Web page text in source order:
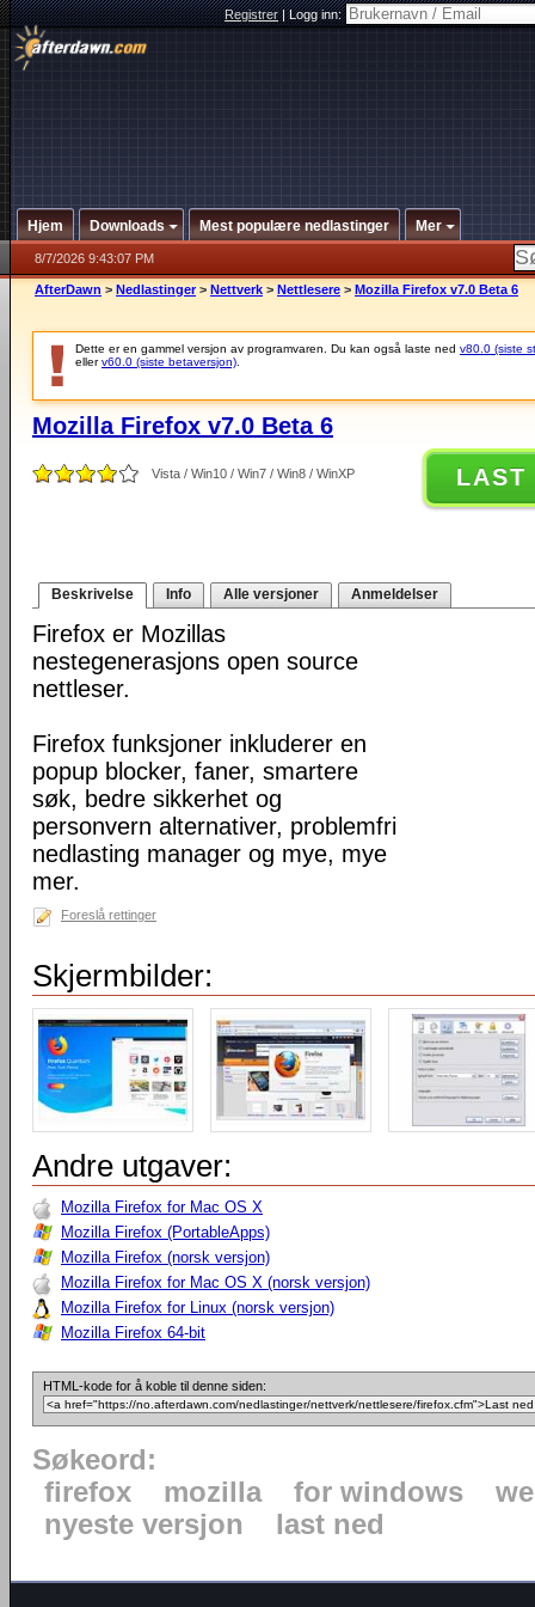
Registrer|Logg inn:
Hjem Downloads Mest populære nedlastinger Mer
8/7/2026 9:43:07 PM
AfterDawn > Nedlastinger > Nettverk > Nettlesere > Mozilla Firefox v7.0 Beta 6
Dette er en gammel versjon av programvaren. Du kan også laste ned v80.0 (siste
ellerv60.0 (siste betaversjon)
Mozilla Firefox v7.0 Beta 6
Vista / Win10 / Win7 / Win8 / WinXP LAST
Beskrivelse Info Alle versjoner Anmeldelser
Firefox er Mozillas
nestegenerasjons open source
nettleser.
Firefox funksjoner inkluderer en
popup blocker, faner, smartere
søk, bedre sikkerhet og
personvern alternativer, problemfri
nedlasting manager og mye, mye
mer.
Foreslå rettinger
Skjermbilder:
Andre utgaver:
Mozilla Firefox for Mac OS X
Mozilla Firefox (PortableApps)
Mozilla Firefox (norsk versjon)
Mozilla Firefox for Mac OS X (norsk versjon)
Mozilla Firefox for Linux (norsk versjon)
Mozilla Firefox 64-bit
HTML-kode for å koble til denne siden:
Søkeord:
firefox
mozilla for windows
nyeste versjon
last ned